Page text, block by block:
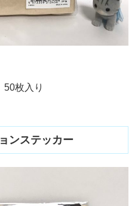
枚入り
ンステッカー